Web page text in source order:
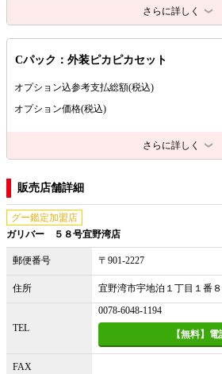
さらに詳しく
Cパック：外装ピカピカセット
オプション込参考支払総額(税込)
オプション価格(税込)
さらに詳しく
販売店舗詳細
グー鑑定加盟店
ガリバー ５８号宜野湾店
郵便番号 〒901-2227
住所 宜野湾市宇地泊１丁目１番
TEL
0078-6048-1194
【無料】
FAX